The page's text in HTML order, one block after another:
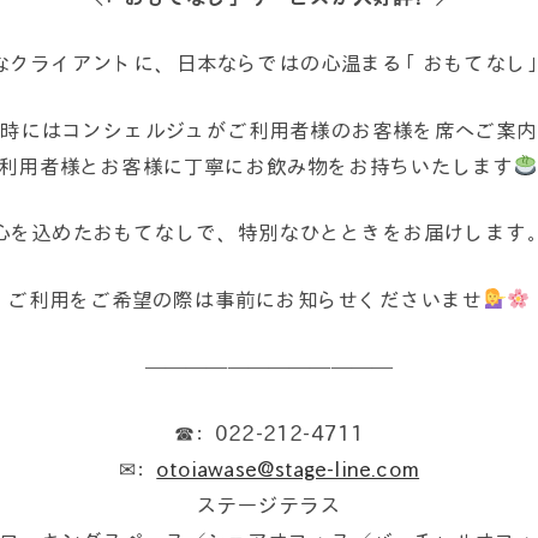
クライアントに、日本ならではの心温まる「おもてなし
にはコンシェルジュがご利用者様のお客様を席へご案内
用者様とお客様に丁寧にお飲み物をお持ちいたします
を込めたおもてなしで、特別なひとときをお届けします。
ご利用をご希望の際は事前にお知らせくださいませ
————————————
☎：022-212-4711
✉： otoiawase@stage-line.com
ステージテラス